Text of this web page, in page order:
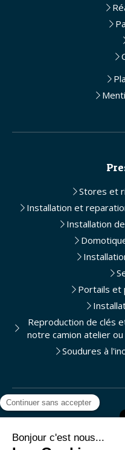
Stores et
Installation et
Installation
Portails et
Reproduction de clés
notre camion atelier
Soudures à